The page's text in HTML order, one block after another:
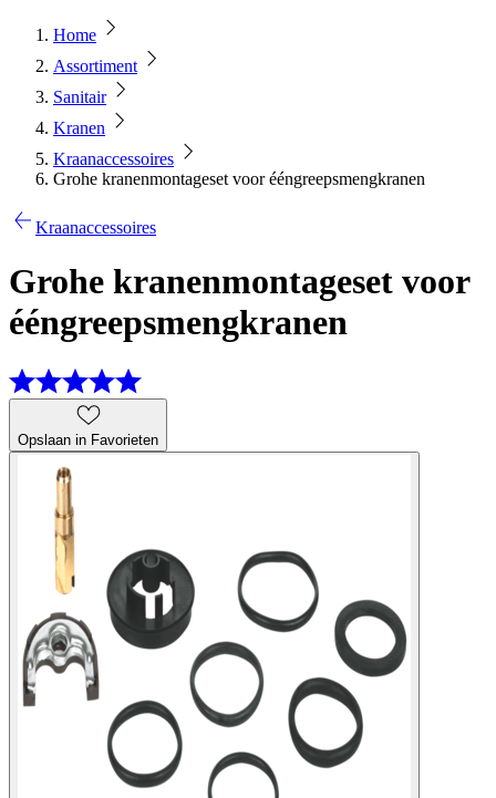
Home
Assortiment
Sanitair
Kranen
Kraanaccessoires
Grohe kranenmontageset voor ééngreepsmengkranen
Kraanaccessoires
Grohe kranenmontageset voor
ééngreepsmengkranen
Opslaan in Favorieten